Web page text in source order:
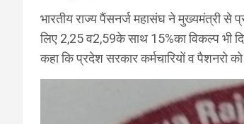
भारतीय राज्य पैंसनर्ज महासंघ ने मुख्यमंत्री से
लिए 2,25 व2,59के साथ 15%का विकल्प भी
कहा कि प्रदेश सरकार कर्मचारियों व पैशनरो